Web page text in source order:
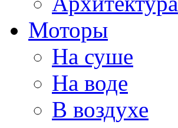
Моторы
На суше
На воде
В воздухе